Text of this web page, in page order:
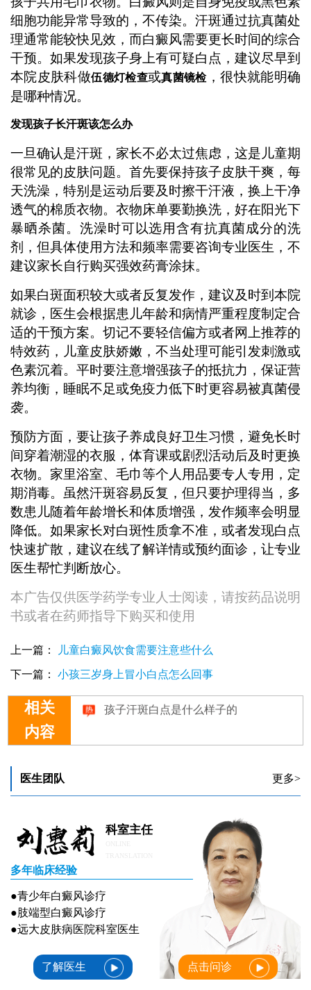
细胞功能异常导致的，不传染。汗斑通过抗真菌处
理通常能较快见效，而白癜风需要更长时间的综合
干预。如果发现孩子身上有可疑白点，建议尽早到
本院皮肤科做伍德灯检查或真菌镜检，很快就能明确
是哪种情况。
发现孩子长汗斑该怎么办
一旦确认是汗斑，家长不必太过焦虑，这是儿童期
很常见的皮肤问题。首先要保持孩子皮肤干爽，每
天洗澡，特别是运动后要及时擦干汗液，换上干净
透气的棉质衣物。衣物床单要勤换洗，好在阳光下
暴晒杀菌。洗澡时可以选用含有抗真菌成分的洗
剂，但具体使用方法和频率需要咨询专业医生，不
建议家长自行购买强效药膏涂抹。
如果白斑面积较大或者反复发作，建议及时到本院
就诊，医生会根据患儿年龄和病情严重程度制定合
适的干预方案。切记不要轻信偏方或者网上推荐的
特效药，儿童皮肤娇嫩，不当处理可能引发刺激或
色素沉着。平时要注意增强孩子的抵抗力，保证营
养均衡，睡眠不足或免疫力低下时更容易被真菌侵
袭。
预防方面，要让孩子养成良好卫生习惯，避免长时
间穿着潮湿的衣服，体育课或剧烈活动后及时更换
衣物。家里浴室、毛巾等个人用品要专人专用，定
期消毒。虽然汗斑容易反复，但只要护理得当，多
数患儿随着年龄增长和体质增强，发作频率会明显
降低。如果家长对白斑性质拿不准，或者发现白点
快速扩散，建议在线了解详情或预约面诊，让专业
医生帮忙判断放心。
本广告仅供医学药学专业人士阅读，请按药品说明
书或者在药师指导下购买和使用
上一篇： 儿童白癜风饮食需要注意些什么
下一篇： 小孩三岁身上冒小白点怎么回事
相关
内容
孩子汗斑白点是什么样子的
医生团队 更多>
科室主任
多年临床经验
●青少年白癜风诊疗
●肢端型白癜风诊疗
●远大皮肤病医院科室医生
了解医生 点击问诊